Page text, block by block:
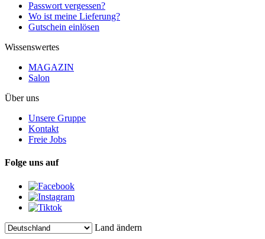
Passwort vergessen?
Wo ist meine Lieferung?
Gutschein einlösen
Wissenswertes
MAGAZIN
Salon
Über uns
Unsere Gruppe
Kontakt
Freie Jobs
Folge uns auf
Land ändern